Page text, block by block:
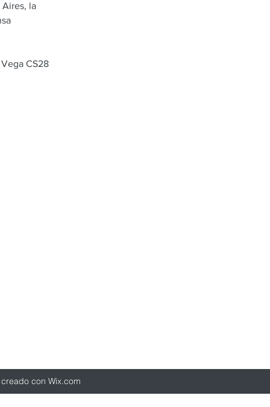
Aires, la
CS28
con Wix.com